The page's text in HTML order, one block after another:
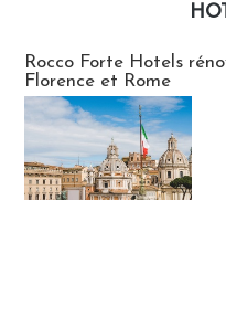
Rocco Forte Hotels
Florence et Rome